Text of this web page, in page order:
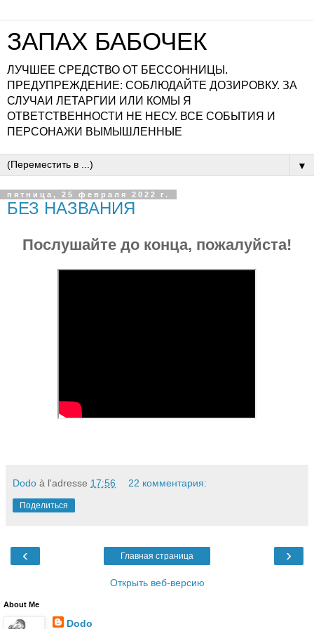
ЗАПАХ БАБОЧЕК
ЛУЧШЕЕ СРЕДСТВО ОТ БЕССОННИЦЫ.
ПРЕДУПРЕЖДЕНИЕ: СОБЛЮДАЙТЕ ДОЗИРОВКУ. ЗА
СЛУЧАИ ЛЕТАРГИИ ИЛИ КОМЫ Я
ОТВЕТСТВЕННОСТИ НЕ НЕСУ. ВСЕ СОБЫТИЯ И
ПЕРСОНАЖИ ВЫМЫШЛЕННЫЕ
▼
пятница, 25 февраля 2022 г.
БЕЗ НАЗВАНИЯ
Послушайте до конца, пожалуйста!
Dodo à l'adresse 17:56 22 комментария:
Поделиться
‹ ›
Главная страница
Открыть веб-версию
About Me
Dodo